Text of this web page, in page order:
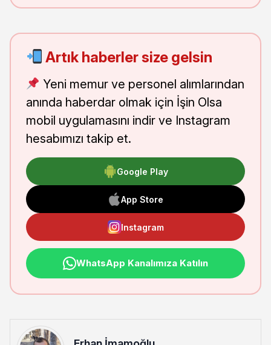
Artık haberler size gelsin
Yeni memur ve personel alımlarından
anında haberdar olmak için İşin Olsa
mobil uygulamasını indir ve Instagram
hesabımızı takip et.
Google Play
App Store
Instagram
WhatsApp Kanalımıza Katılın